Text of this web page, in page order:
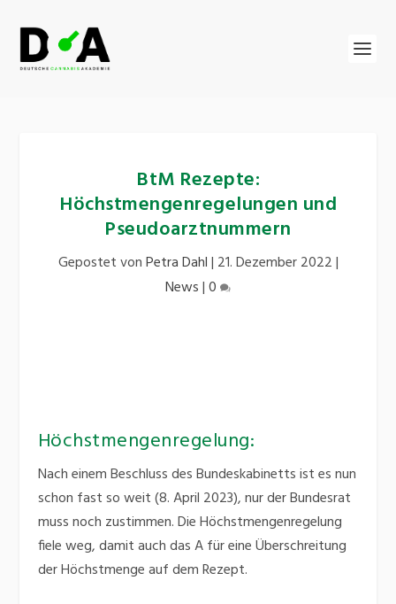
BtM Rezepte:
Höchstmengenregelungen und
Pseudoarztnummern
Gepostet vonPetra Dahl| 21. Dezember 2022|
News|0
Höchstmengenregelung:
Nach einem Beschluss des Bundeskabinetts ist es nun
schon fast so weit (8. April 2023), nur der Bundesrat
muss noch zustimmen. Die Höchstmengenregelung
fiele weg, damit auch das A für eine Überschreitung
der Höchstmenge auf dem Rezept.